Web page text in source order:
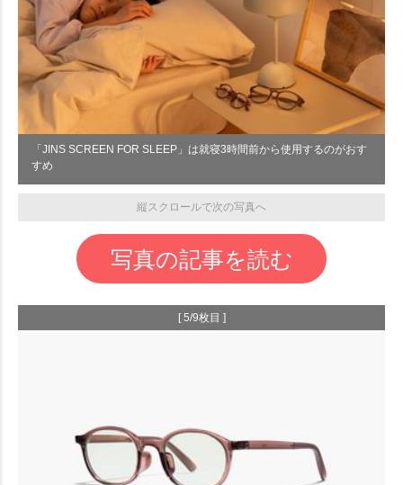
「JINS SCREEN FOR SLEEP」は就寝3時間前から使用するのがおす
すめ
縦スクロールで次の写真へ
写真の記事を読む
[ 5/9枚目 ]